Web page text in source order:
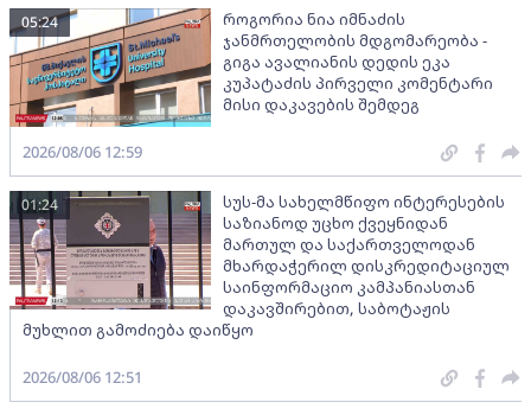
როგორია ნია იმნაძის
ჯანმრთელობის მდგომარეობა -
გიგა ავალიანის დედის ეკა
კუპატაძის პირველი კომენტარი
მისი დაკავების შემდეგ
05:24
2026/08/06 12:59
სუს-მა სახელმწიფო ინტერესების
საზიანოდ უცხო ქვეყნიდან
მართულ და საქართველოდან
მხარდაჭერილ დისკრედიტაციულ
საინფორმაციო კამპანიასთან
დაკავშირებით, საბოტაჟის
მუხლით გამოძიება დაიწყო
01:24
2026/08/06 12:51